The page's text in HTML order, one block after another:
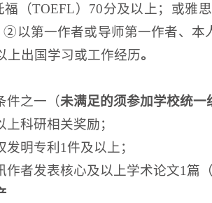
（TOEFL）70分及以上；或雅
②以第一作者或导师第一作者、本
上出国学习或工作经历。
件之一（未满足的须参加学校统一
科研相关奖励；
明专利1件及以上；
者发表核心及以上学术论文1篇（